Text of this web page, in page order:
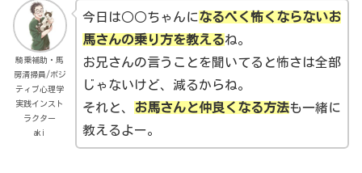
騎乗補助・馬
房清掃員/ポジ
ティブ心理学
実践インスト
ラクター
aki
今日は○○ちゃんになるべく怖くならないお
馬さんの乗り方を教えるね。
お兄さんの言うことを聞いてると怖さは全部
じゃないけど、減るからね。
それと、 お馬さんと仲良くなる方法も一緒に
教えるよー。